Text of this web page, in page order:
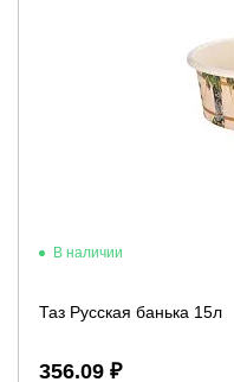
В наличии
Таз Русская банька 15л
356.09 ₽